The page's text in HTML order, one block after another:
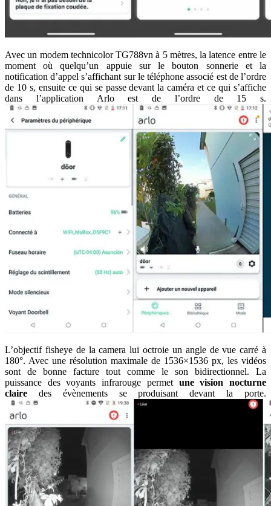
Avec un modem technicolor TG788vn à 5 mètres, la latence entre le
moment où quelqu’un appuie sur le bouton sonnerie et la
notification d’appel s’affichant sur le téléphone associé est de l’ordre
de 10 s, ensuite ce qui se passe devant la caméra et ce qui s’affiche
dans l’application Arlo est de l’ordre de 15 s.
L’objectif fisheye de la camera lui octroie un angle de vue carré à
180°. Avec une résolution maximale de 1536×1536 px, les vidéos
sont de bonne facture tout comme le son bidirectionnel. La
puissance des voyants infrarouge permet une vision nocturne
claire des évènements se produisant devant la porte.